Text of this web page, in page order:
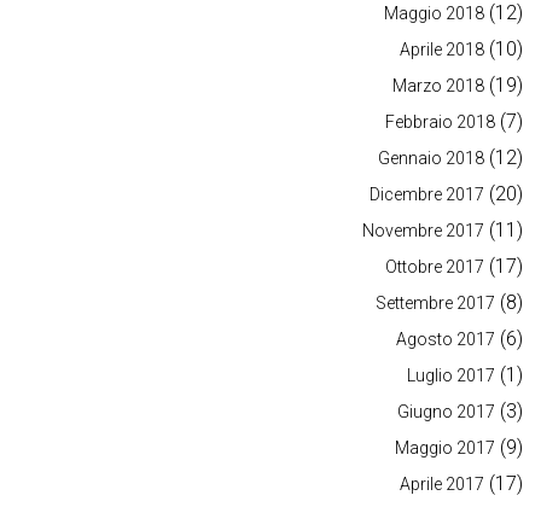
Maggio 2018 (12)
Aprile 2018 (10)
Marzo 2018 (19)
Febbraio 2018 (7)
Gennaio 2018 (12)
Dicembre 2017 (20)
Novembre 2017 (11)
Ottobre 2017 (17)
Settembre 2017 (8)
Agosto 2017 (6)
Luglio 2017 (1)
Giugno 2017 (3)
Maggio 2017 (9)
Aprile 2017 (17)